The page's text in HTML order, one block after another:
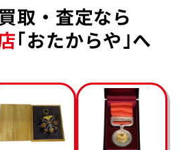
取・査定なら
｢おたからや｣へ